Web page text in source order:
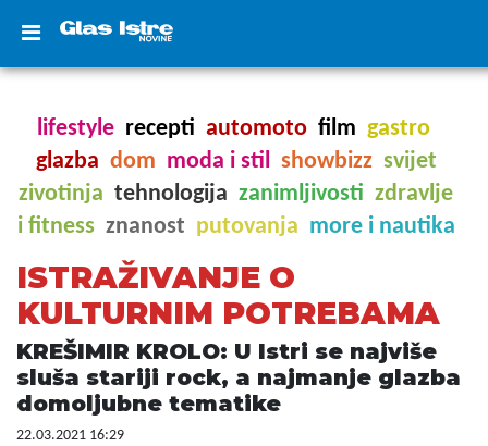
lifestyle recepti automoto film gastro
glazba dom moda i stil showbizz svijet
zivotinja tehnologija zanimljivosti zdravlje
i fitness znanost putovanja more i nautika
ISTRAŽIVANJE O
KULTURNIM POTREBAMA
KREŠIMIR KROLO: U Istri se najviše
sluša stariji rock, a najmanje glazba
domoljubne tematike
22.03.2021 16:29